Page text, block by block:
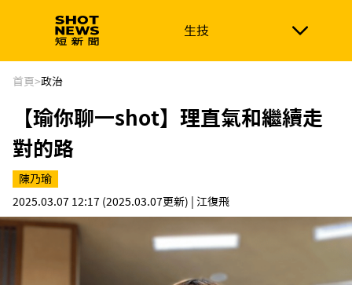
生技
生技 政治
新南向 體育
首頁>政治
【瑜你聊一shot】理直氣和繼續走
對的路
陳乃瑜
2025.03.07 12:17 (2025.03.07更新) | 江復飛